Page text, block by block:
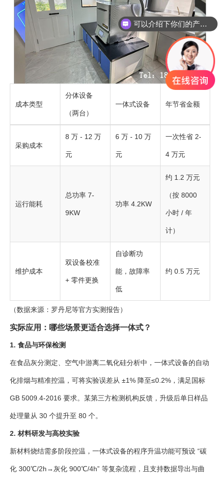
成本类型
分体设备
（两台）
一体式设备 年节省金额
采购成本
8 万 - 12 万
元
6 万 - 10 万
元
一次性省 2-
4 万元
运行能耗
总功率 7-
9KW
功率 4.2KW
约 1.2 万元
（按 8000
小时 / 年
计）
维护成本
双设备校准
+ 零件更换
自诊断功
能，故障率
低
约 0.5 万元
（数据来源：罗丹尼等官方实测报告）
实际应用：哪些场景更适合选择一体式？
1. 食品与环保检测
在食品灰分测定、空气中游离二氧化硅分析中，一体式设备的自动
化排烟与精准控温，可将实验误差从 ±1% 降至≤0.2%，满足国标
GB 5009.4-2016 要求。某第三方检测机构反馈，升级后单日样品
处理量从 30 个提升至 80 个。
2. 材料研发与高校实验
新材料烧结需多阶段控温，一体式设备的程序升温功能可预设 “碳
化 300℃/2h→灰化 900℃/4h” 等复杂流程，且支持数据导出与曲
可以介绍下你们的产品么
你们是怎么收费的呢